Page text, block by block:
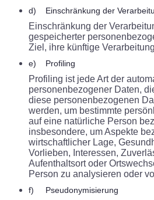
d) Einschränkung der
Einschränkung der
gespeicherter
Ziel, ihre künftige
e) Profiling
Profiling ist jede Art der
personenbezogener Daten,
diese personenbezogenen
werden, um bestimmte
auf eine natürliche Person
insbesondere, um Aspekte
wirtschaftlicher Lage,
Vorlieben, Interessen,
Aufenthaltsort oder
Person zu analysieren oder
f) Pseudonymisierung